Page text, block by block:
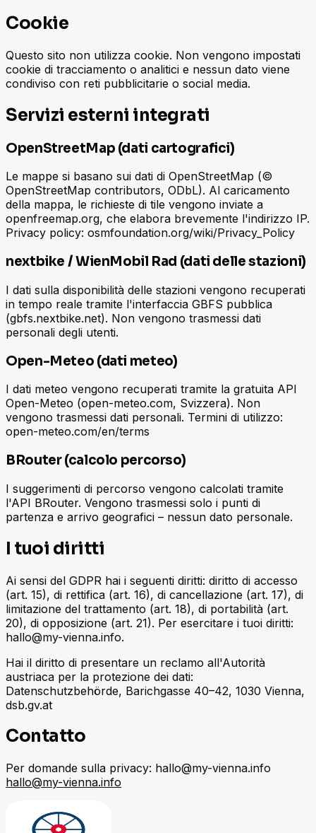
Cookie
Questo sito non utilizza cookie. Non vengono impostati
cookie di tracciamento o analitici e nessun dato viene
condiviso con reti pubblicitarie o social media.
Servizi esterni integrati
OpenStreetMap (dati cartografici)
Le mappe si basano sui dati di OpenStreetMap (©
OpenStreetMap contributors, ODbL). Al caricamento
della mappa, le richieste di tile vengono inviate a
openfreemap.org, che elabora brevemente l'indirizzo IP.
Privacy policy: osmfoundation.org/wiki/Privacy_Policy
nextbike / WienMobil Rad (dati delle stazioni)
I dati sulla disponibilità delle stazioni vengono recuperati
in tempo reale tramite l'interfaccia GBFS pubblica
(gbfs.nextbike.net). Non vengono trasmessi dati
personali degli utenti.
Open-Meteo (dati meteo)
I dati meteo vengono recuperati tramite la gratuita API
Open-Meteo (open-meteo.com, Svizzera). Non
vengono trasmessi dati personali. Termini di utilizzo:
open-meteo.com/en/terms
BRouter (calcolo percorso)
I suggerimenti di percorso vengono calcolati tramite
l'API BRouter. Vengono trasmessi solo i punti di
partenza e arrivo geografici – nessun dato personale.
I tuoi diritti
Ai sensi del GDPR hai i seguenti diritti: diritto di accesso
(art. 15), di rettifica (art. 16), di cancellazione (art. 17), di
limitazione del trattamento (art. 18), di portabilità (art.
20), di opposizione (art. 21). Per esercitare i tuoi diritti:
hallo@my-vienna.info.
Hai il diritto di presentare un reclamo all'Autorità
austriaca per la protezione dei dati:
Datenschutzbehörde, Barichgasse 40–42, 1030 Vienna,
dsb.gv.at
Contatto
Per domande sulla privacy: hallo@my-vienna.info
hallo@my-vienna.info